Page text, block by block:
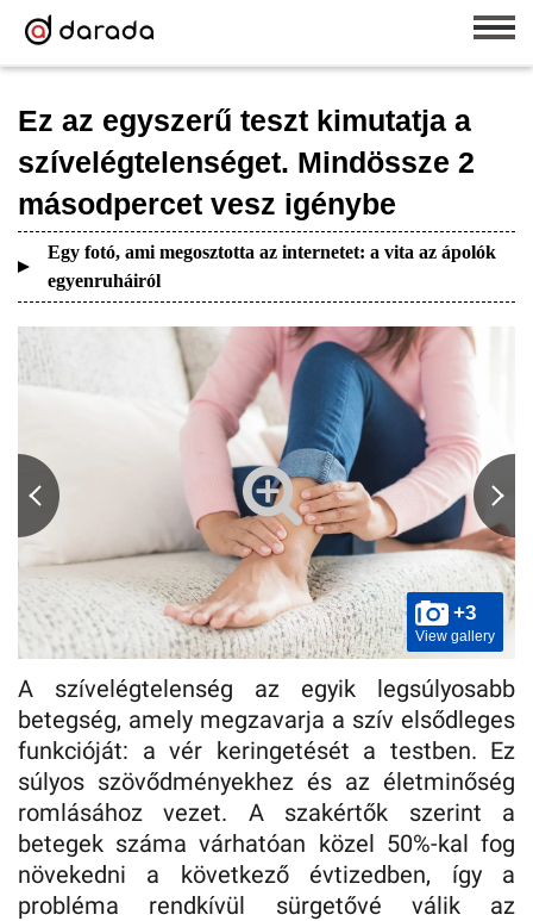
Ez az egyszerű teszt kimutatja a
szívelégtelenséget. Mindössze 2
másodpercet vesz igénybe
Egy fotó, ami megosztotta az internetet: a vita az ápolók
egyenruháiról
+3
View gallery
A szívelégtelenség az egyik legsúlyosabb
betegség, amely megzavarja a szív elsődleges
funkcióját: a vér keringetését a testben. Ez
súlyos szövődményekhez és az életminőség
romlásához vezet. A szakértők szerint a
betegek száma várhatóan közel 50%-kal fog
növekedni a következő évtizedben, így a
probléma rendkívül sürgetővé válik az